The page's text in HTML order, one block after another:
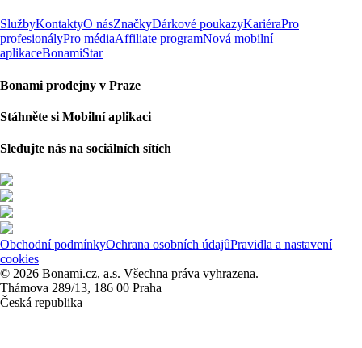
SlužbyKontaktyO násZnačkyDárkové poukazyKariéraPro
profesionályPro médiaAffiliate programNová mobilní
aplikaceBonamiStar
Bonami prodejny v Praze
Stáhněte si Mobilní aplikaci
Sledujte nás na sociálních sítích
Obchodní podmínkyOchrana osobních údajůPravidla a nastavení
cookies
© 2026 Bonami.cz, a.s. Všechna práva vyhrazena.
Thámova 289/13, 186 00 Praha
Česká republika